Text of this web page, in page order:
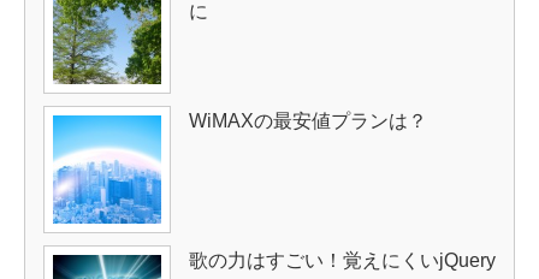
に
WiMAXの最安値プランは？
歌の力はすごい！覚えにくいjQuery